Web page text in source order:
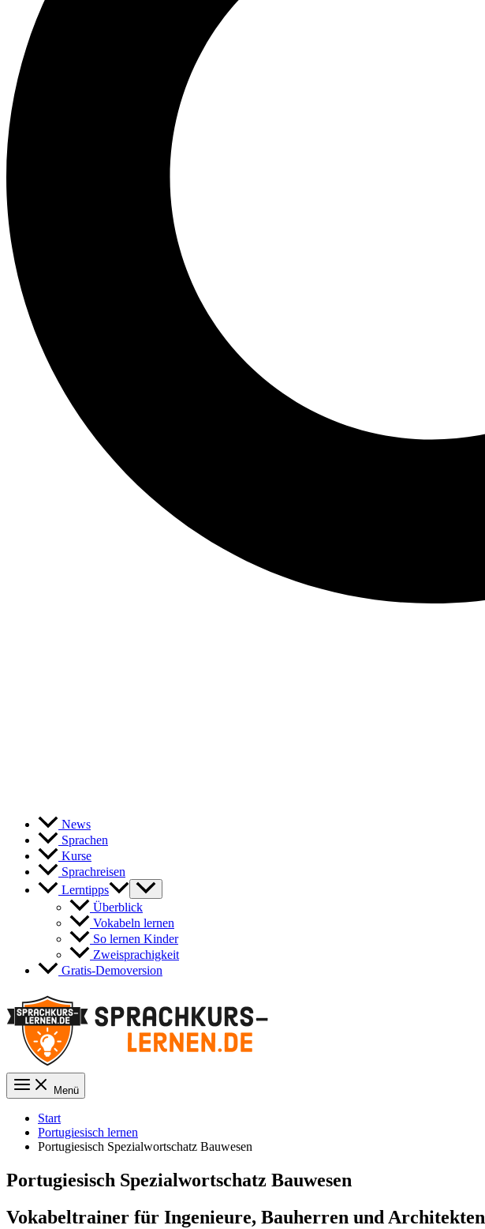
News
Sprachen
Kurse
Sprachreisen
Lerntipps
Überblick
Vokabeln lernen
So lernen Kinder
Zweisprachigkeit
Gratis-Demoversion
Menü
Start
Portugiesisch lernen
Portugiesisch Spezialwortschatz Bauwesen
Portugiesisch Spezialwortschatz Bauwesen
Vokabeltrainer für Ingenieure, Bauherren und Architekten